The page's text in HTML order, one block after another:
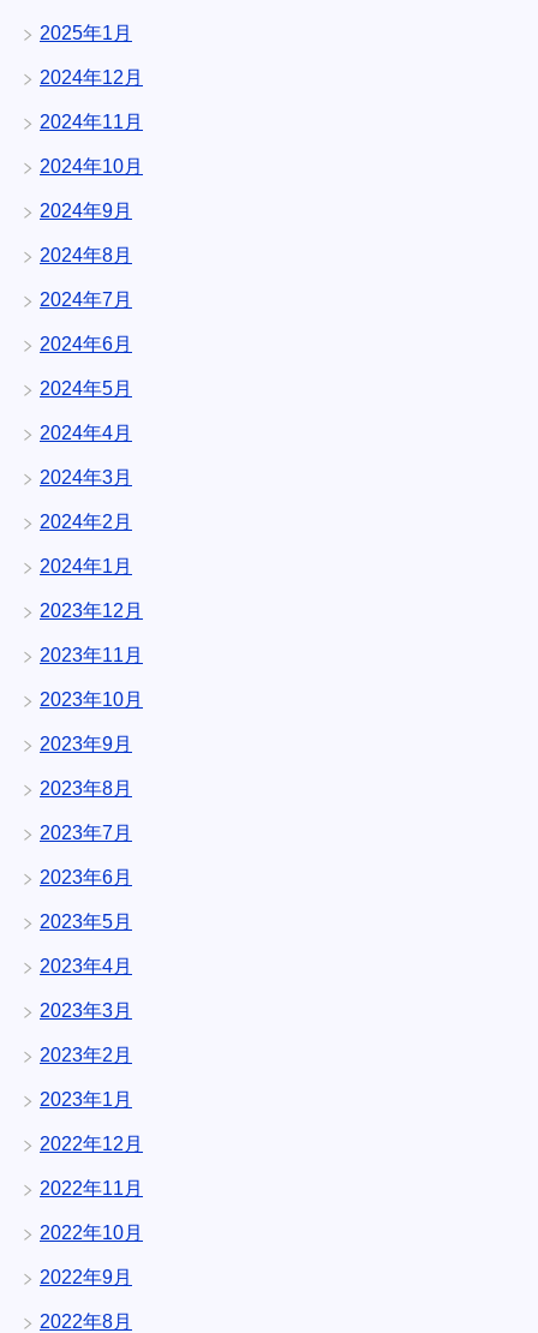
2025年1月
2024年12月
2024年11月
2024年10月
2024年9月
2024年8月
2024年7月
2024年6月
2024年5月
2024年4月
2024年3月
2024年2月
2024年1月
2023年12月
2023年11月
2023年10月
2023年9月
2023年8月
2023年7月
2023年6月
2023年5月
2023年4月
2023年3月
2023年2月
2023年1月
2022年12月
2022年11月
2022年10月
2022年9月
2022年8月